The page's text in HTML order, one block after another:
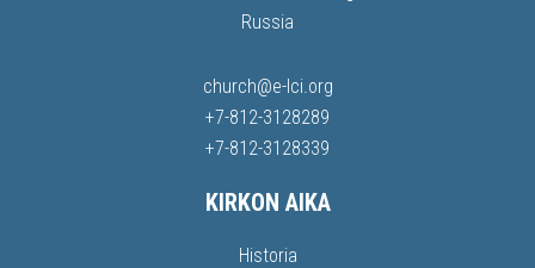
Russia
church@e-lci.org
+7-812-3128289
+7-812-3128339
KIRKON AIKA
Historia